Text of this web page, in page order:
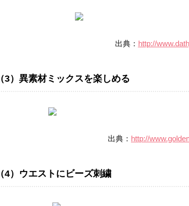
出典： http://
（3）異素材ミックスを楽しめる
出典： http://
（4）ウエストにビーズ刺繍